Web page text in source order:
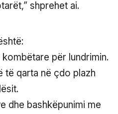
shprehet ai.
për lundrimin.
të qarta në çdo plazh
dhe bashkëpunimi me